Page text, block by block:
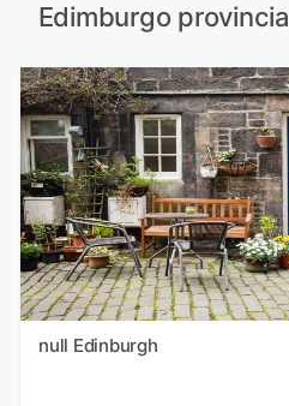
Edimburgo provincia
null Edinburgh